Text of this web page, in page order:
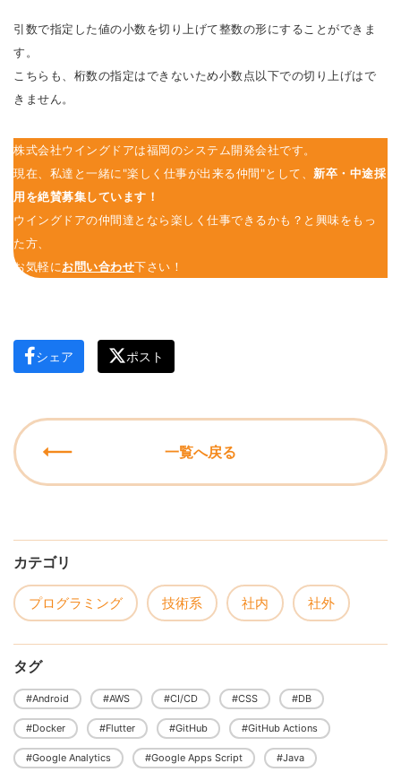
引数で指定した値の小数を切り上げて整数の形にすることができま
す。
こちらも、桁数の指定はできないため小数点以下での切り上げはで
きません。
株式会社ウイングドアは福岡のシステム開発会社です。
現在、私達と一緒に"楽しく仕事が出来る仲間"として、 新卒・中途採
用を絶賛募集しています！
ウイングドアの仲間達となら楽しく仕事できるかも？と興味をもっ
た方、
お気軽にお問い合わせ下さい！
シェア ポスト
一覧へ戻る
カテゴリ
プログラミング 技術系 社内 社外
タグ
#Android #AWS #CI/CD #CSS #DB
#Docker #Flutter #GitHub #GitHub Actions
#Google Analytics #Google Apps Script #Java